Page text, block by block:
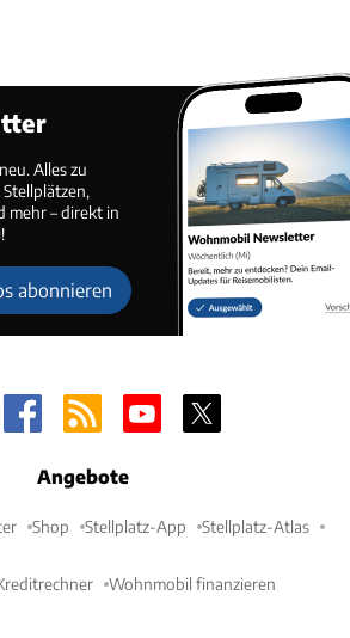
Alles zu
mehr – direkt in
abonnieren
Angebote
Shop Stellplatz-App Stellplatz-Atlas
Wohnmobil finanzieren